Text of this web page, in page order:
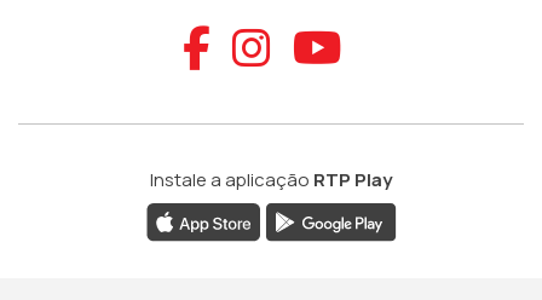
Aceder ao
Aceder ao
Aceder
Instale a aplicação RTP Play